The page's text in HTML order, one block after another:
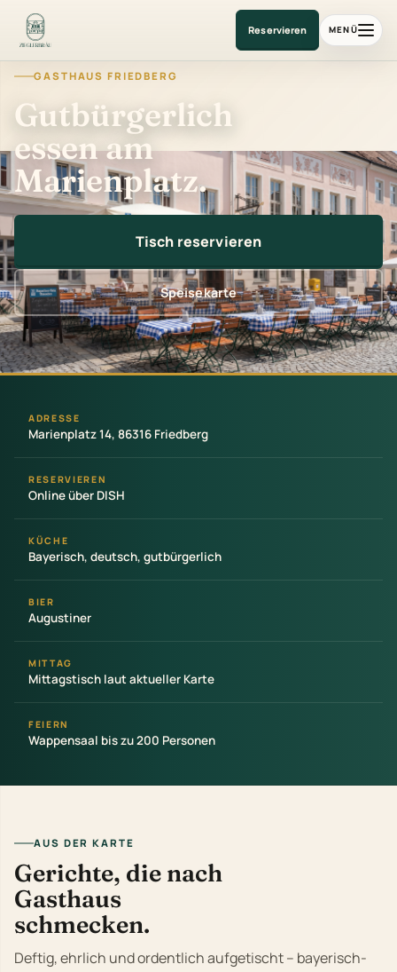
Gasthaus am Marienplatz Reservieren MENÜ
GASTHAUS FRIEDBERG
Gutbürgerlich
essen am
Marienplatz.
Tisch reservieren
Speisekarte
ADRESSE
Marienplatz 14, 86316 Friedberg
RESERVIEREN
Online über DISH
KÜCHE
Bayerisch, deutsch, gutbürgerlich
BIER
Augustiner
MITTAG
Mittagstisch laut aktueller Karte
FEIERN
Wappensaal bis zu 200 Personen
AUS DER KARTE
Gerichte, die nach
Gasthaus
schmecken.
Deftig, ehrlich und ordentlich aufgetischt – bayerisch-